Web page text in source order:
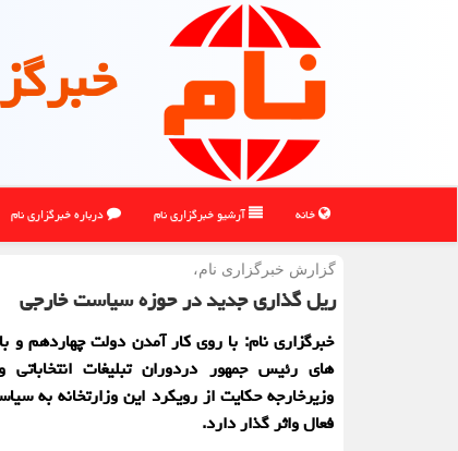
خانه آرشیو خبرگزاری نام درباره خبرگزاری نام
گزارش خبرگزاری نام،
ریل گذاری جدید در حوزه سیاست خارجی
خبرگزاری نام: با روی کار آمدن دولت چهاردهم و
های رئیس جمهور دردوران تبلیغات انتخاباتی
وزیرخارجه حکایت از رویکرد این وزارتخانه به
فعال واثر گذار دارد.